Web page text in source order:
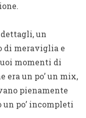
un
di meraviglia e
momenti di
era un po’ un mix,
pienamente
po’ incompleti